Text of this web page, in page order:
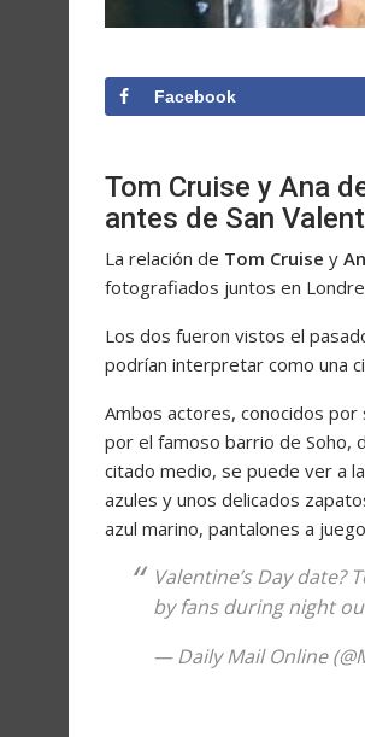
Facebook
Tom Cruise y Ana
antes de San
La relación de Tom Cruise y
fotografiados juntos en
Los dos fueron vistos el
podrían interpretar como una
Ambos actores, conocidos por
por el famoso barrio de Soho,
citado medio, se puede ver a
azules y unos delicados
azul marino, pantalones a
Valentine’s Day date?
by fans during night
— Daily Mail Online